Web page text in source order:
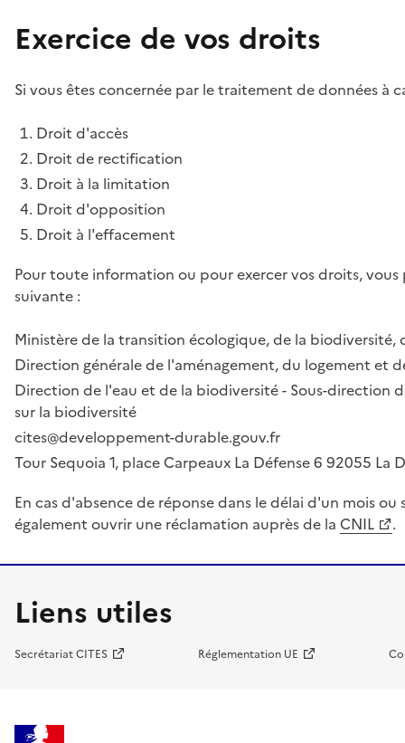
Exercice de vos droits
Si vous êtes concernée par le traitement de données à
Droit d'accès
Droit de rectification
Droit à la limitation
Droit d'opposition
Droit à l'effacement
Pour toute information ou pour exercer vos droits,
suivante :
Ministère de la transition écologique, de la biodiversité,
Direction générale de l'aménagement, du logement et
Direction de l'eau et de la biodiversité - Sous-direction
sur la biodiversité
cites@developpement-durable.gouv.fr
Tour Sequoia 1, place Carpeaux La Défense 6 92055 La
En cas d'absence de réponse dans le délai d'un mois
également ouvrir une réclamation auprès de la CNIL .
Liens utiles
Secrétariat CITES Réglementation UE